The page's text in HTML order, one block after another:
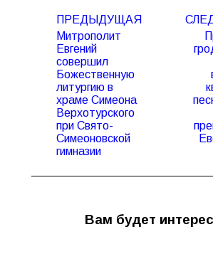
записям
ПРЕДЫДУЩАЯ
Предыдущая
запись:
Митрополит
Евгений
совершил
Божественную
литургию в
храме Симеона
Верхотурского
при Свято-
Симеоновской
гимназии
Вам будет